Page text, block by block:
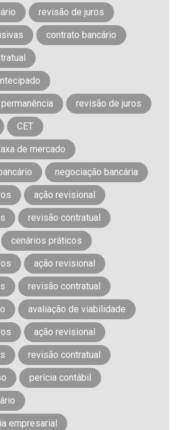
revisão de juros
contrato bancário
revisão de juros
CET
de mercado
negociação bancária
ação revisional
revisão contratual
cenários práticos
ação revisional
revisão contratual
avaliação de viabilidade
ação revisional
revisão contratual
perícia contábil
empresarial